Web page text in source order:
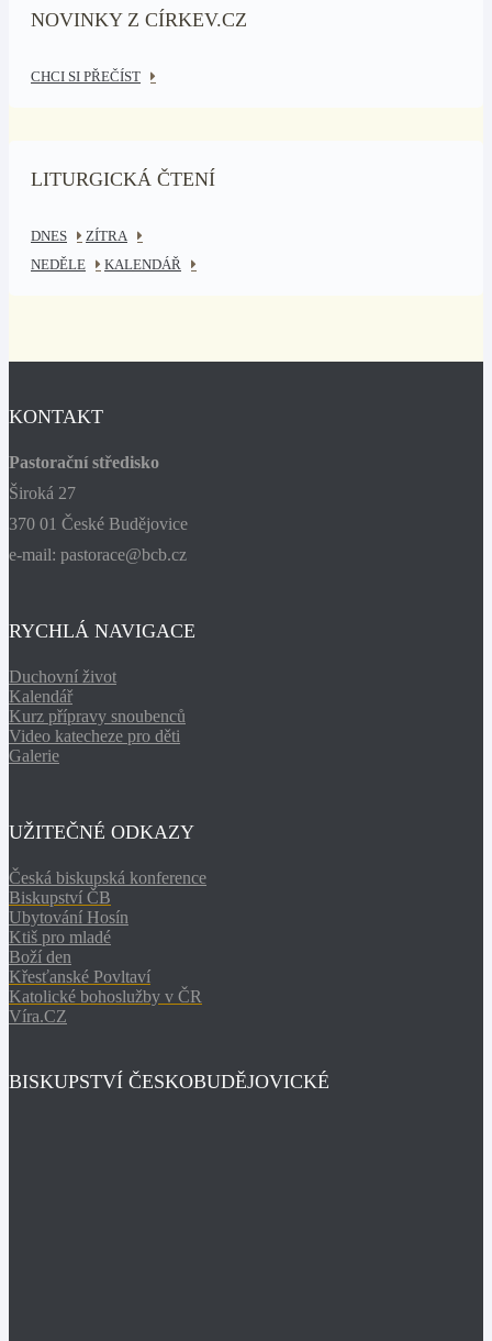
NOVINKY Z CÍRKEV.CZ
CHCI SI PŘEČÍST
LITURGICKÁ ČTENÍ
DNES
ZÍTRA
NEDĚLE
KALENDÁŘ
KONTAKT
Pastorační středisko
Široká 27
370 01 České Budějovice
e-mail: pastorace@bcb.cz
RYCHLÁ NAVIGACE
Duchovní život
Kalendář
Kurz přípravy snoubenců
Video katecheze pro děti
Galerie
UŽITEČNÉ ODKAZY
Česká biskupská konference
Biskupství ČB
Ubytování Hosín
Ktiš pro mladé
Boží den
Křesťanské Povltaví
Katolické bohoslužby v ČR
Víra.CZ
BISKUPSTVÍ ČESKOBUDĚJOVICKÉ